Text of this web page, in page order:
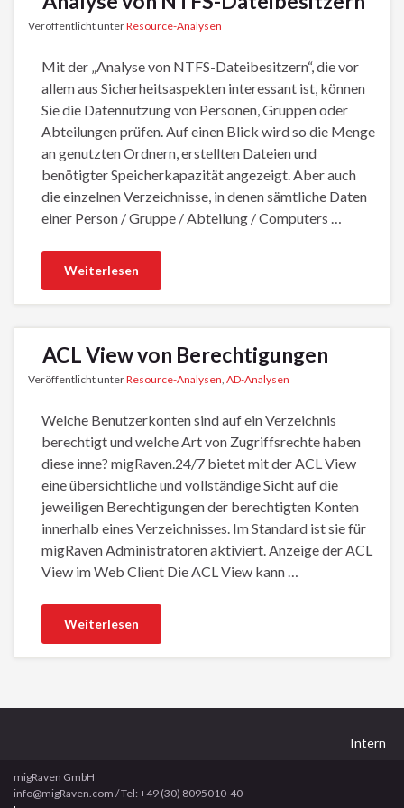
Veröffentlicht unterResource-Analysen
Mit der „Analyse von NTFS-Dateibesitzern“, die vor
allem aus Sicherheitsaspekten interessant ist, können
Sie die Datennutzung von Personen, Gruppen oder
Abteilungen prüfen. Auf einen Blick wird so die Menge
an genutzten Ordnern, erstellten Dateien und
benötigter Speicherkapazität angezeigt. Aber auch
die einzelnen Verzeichnisse, in denen sämtliche Daten
einer Person / Gruppe / Abteilung / Computers …
Weiterlesen
ACL View von Berechtigungen
Veröffentlicht unterResource-Analysen AD-Analysen
Welche Benutzerkonten sind auf ein Verzeichnis
berechtigt und welche Art von Zugriffsrechte haben
diese inne? migRaven.24/7 bietet mit der ACL View
eine übersichtliche und vollständige Sicht auf die
jeweiligen Berechtigungen der berechtigten Konten
innerhalb eines Verzeichnisses. Im Standard ist sie für
migRaven Administratoren aktiviert. Anzeige der ACL
View im Web Client Die ACL View kann …
Weiterlesen
Intern
migRaven GmbH
info@migRaven.com / Tel: +49 (30) 8095010-40